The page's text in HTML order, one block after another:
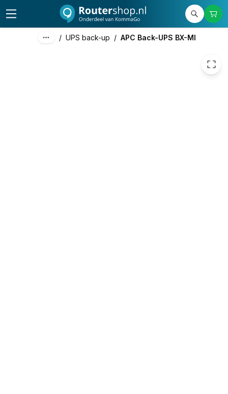
/ UPS back-up / APC Back-UPS BX-MI
€ 72,22